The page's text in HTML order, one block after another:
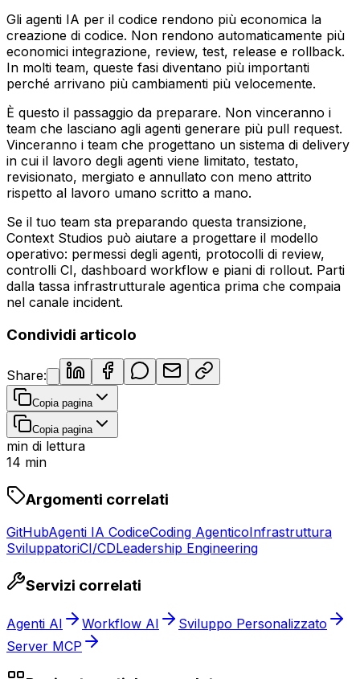
Gli agenti IA per il codice rendono più economica la
creazione di codice. Non rendono automaticamente più
economici integrazione, review, test, release e rollback.
In molti team, queste fasi diventano più importanti
perché arrivano più cambiamenti più velocemente.
È questo il passaggio da preparare. Non vinceranno i
team che lasciano agli agenti generare più pull request.
Vinceranno i team che progettano un sistema di delivery
in cui il lavoro degli agenti viene limitato, testato,
revisionato, mergiato e annullato con meno attrito
rispetto al lavoro umano scritto a mano.
Se il tuo team sta preparando questa transizione,
Context Studios può aiutare a progettare il modello
operativo: permessi degli agenti, protocolli di review,
controlli CI, dashboard workflow e piani di rollout. Parti
dalla tassa infrastrutturale agentica prima che compaia
nel canale incident.
Condividi articolo
Share:
Copia pagina
Copia pagina
min di lettura
14 min
Argomenti correlati
GitHubAgenti IA CodiceCoding AgenticoInfrastruttura
SviluppatoriCI/CDLeadership Engineering
Servizi correlati
Agenti AI Workflow AI
Sviluppo Personalizzato
Server MCP